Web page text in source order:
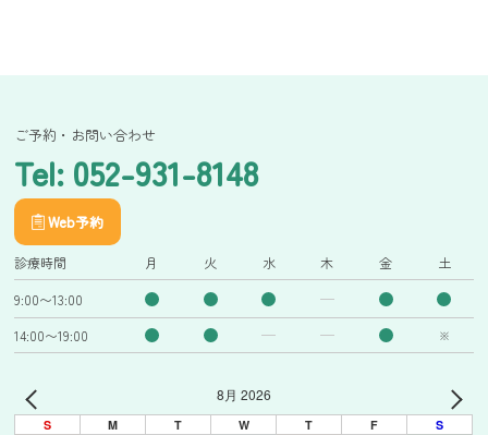
ご予約・お問い合わせ
Tel: 052-931-8148
Web予約
診療時間 月 火 水 木 金 土
9:00〜13:00
14:00〜19:00
※
8月 2026
S M T W T F S